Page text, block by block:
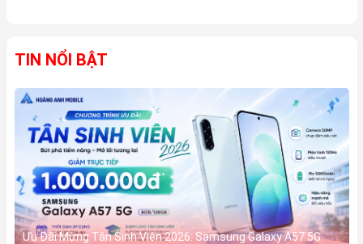
TIN NỔI BẬT
Ưu Đãi Mừng Tân Sinh Viên 2026: Samsung Galaxy A57 5G